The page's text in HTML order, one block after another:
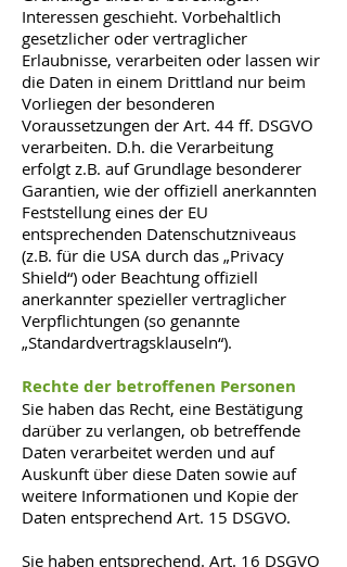
Interessen geschieht. Vorbehaltlich
gesetzlicher oder vertraglicher
Erlaubnisse, verarbeiten oder lassen wir
die Daten in einem Drittland nur beim
Vorliegen der besonderen
Voraussetzungen der Art. 44 ff. DSGVO
verarbeiten. D.h. die Verarbeitung
erfolgt z.B. auf Grundlage besonderer
Garantien, wie der offiziell anerkannten
Feststellung eines der EU
entsprechenden Datenschutzniveaus
(z.B. für die USA durch das „Privacy
Shield“) oder Beachtung offiziell
anerkannter spezieller vertraglicher
Verpflichtungen (so genannte
„Standardvertragsklauseln“).
Rechte der betroffenen Personen
Sie haben das Recht, eine Bestätigung
darüber zu verlangen, ob betreffende
Daten verarbeitet werden und auf
Auskunft über diese Daten sowie auf
weitere Informationen und Kopie der
Daten entsprechend Art. 15 DSGVO.
Sie haben entsprechend. Art. 16 DSGVO